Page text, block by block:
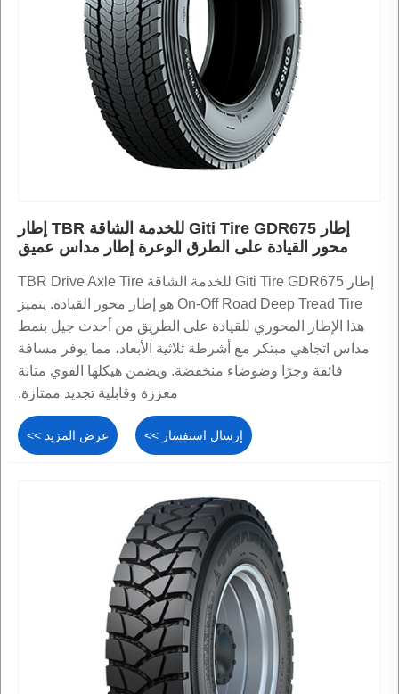
إطار Giti Tire GDR675 للخدمة الشاقة TBR إطار
محور القيادة على الطرق الوعرة إطار مداس عميق
إطار Giti Tire GDR675 للخدمة الشاقة TBR Drive Axle Tire
On-Off Road Deep Tread Tire هو إطار محور القيادة. يتميز
هذا الإطار المحوري للقيادة على الطريق من أحدث جيل بنمط
مداس اتجاهي مبتكر مع أشرطة ثلاثية الأبعاد، مما يوفر مسافة
فائقة وجرًا وضوضاء منخفضة. ويضمن هيكلها القوي متانة
معززة وقابلية تجديد ممتازة.
عرض المزيد >> إرسال استفسار >>